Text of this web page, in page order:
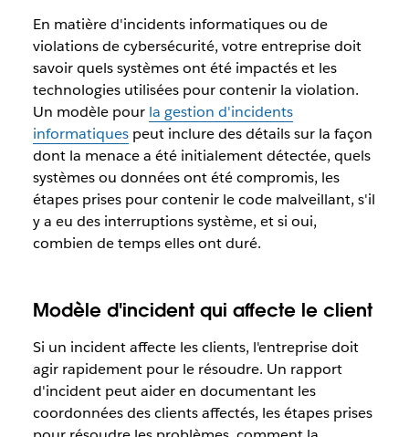
En matière d'incidents informatiques ou de
violations de cybersécurité, votre entreprise doit
savoir quels systèmes ont été impactés et les
technologies utilisées pour contenir la violation.
Un modèle pour la gestion d'incidents
informatiquespeut inclure des détails sur la façon
dont la menace a été initialement détectée, quels
systèmes ou données ont été compromis, les
étapes prises pour contenir le code malveillant, s'il
y a eu des interruptions système, et si oui,
combien de temps elles ont duré.
Modèle d'incident qui affecte le client
Si un incident affecte les clients, l'entreprise doit
agir rapidement pour le résoudre. Un rapport
d'incident peut aider en documentant les
coordonnées des clients affectés, les étapes prises